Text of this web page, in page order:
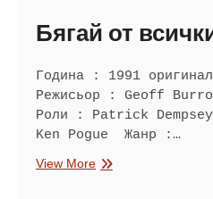
Бягай от
Година : 1991
Режисьор : Geoff
Роли : Patrick
Ken Pogue Жанр :…
View MoreБягай